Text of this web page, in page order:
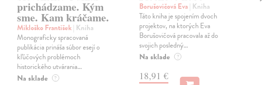
prichádzame. Kým
sme. Kam kráčame.
Mikloško František| Kniha
Monograficky spracovaná
publikácia prináša súbor esejí o
kľúčových problémoch
historického utvárania...
Na sklade ?
Borušovičová Eva| Kniha
Táto kniha je spojením dvoch
projektov, na ktorých Eva
Borušovičová pracovala až do
svojich posledný...
Na sklade ?
18,91 €